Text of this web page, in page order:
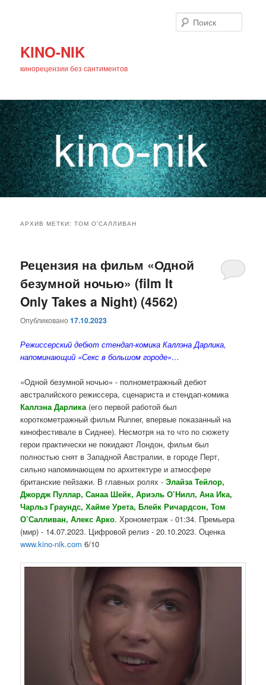
KINO-NIK
кинорецензии без сантиментов
основному
содержимому
дополнительному
содержимому
АРХИВ МЕТКИ:ТОМ О’САЛЛИВАН
Рецензия на фильм «Одной
безумной ночью» (film It
Only Takes a Night) (4562)
Опубликовано17.10.2023
Режиссерский дебют стендап-комика Каллэна Дарлика,
напоминающий «Секс в большом городе»…
«Одной безумной ночью» - полнометражный дебют
австралийского режиссера, сценариста и стендап-комика
Каллэна Дарлика(его первой работой был
короткометражный фильм Runner, впервые показанный на
кинофестивале в Сиднее). Несмотря на то что по сюжету
герои практически не покидают Лондон, фильм был
полностью снят в Западной Австралии, в городе Перт,
сильно напоминающем по архитектуре и атмосфере
британские пейзажи. В главных ролях -Элайза Тейлор,
Джордж Пуллар,Санаа Шейк,Ариэль О’Нилл,Ана Ика,
Чарльз Граундс,Хайме Урета,Блейк Ричардсон,Том
О’Салливан,Алекс Арко. Хронометраж - 01:34. Премьера
(мир) - 14.07.2023. Цифровой релиз - 20.10.2023. Оценка
www.kino-nik.com 6/10